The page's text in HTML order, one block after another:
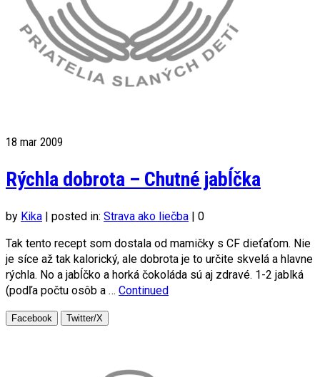
18 mar 2009
Rýchla dobrota – Chutné jabĺčka
by Kika | posted in: Strava ako liečba | 0
Tak tento recept som dostala od mamičky s CF dieťaťom. Nie
je síce až tak kalorický, ale dobrota je to určite skvelá a hlavne
rýchla. No a jabĺčko a horká čokoláda sú aj zdravé. 1-2 jablká
(podľa počtu osôb a … Continued
Facebook Twitter/X